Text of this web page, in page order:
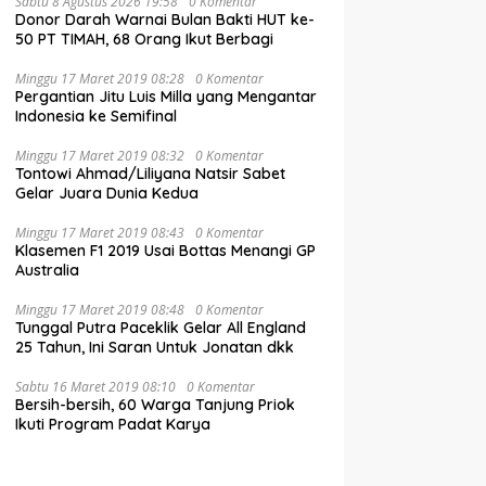
Donor Darah Warnai Bulan Bakti HUT ke-
50 PT TIMAH, 68 Orang Ikut Berbagi
Minggu 17 Maret 2019 08:28 0 Komentar
Pergantian Jitu Luis Milla yang Mengantar
Indonesia ke Semifinal
Minggu 17 Maret 2019 08:32 0 Komentar
Tontowi Ahmad/Liliyana Natsir Sabet
Gelar Juara Dunia Kedua
Minggu 17 Maret 2019 08:43 0 Komentar
Klasemen F1 2019 Usai Bottas Menangi GP
Australia
Minggu 17 Maret 2019 08:48 0 Komentar
Tunggal Putra Paceklik Gelar All England
25 Tahun, Ini Saran Untuk Jonatan dkk
Sabtu 16 Maret 2019 08:10 0 Komentar
Bersih-bersih, 60 Warga Tanjung Priok
Ikuti Program Padat Karya